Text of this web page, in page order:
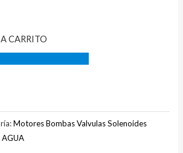
CARRITO
Motores Bombas Valvulas Solenoides
AGUA